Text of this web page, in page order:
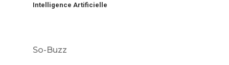
Intelligence Artificielle
So-Buzz